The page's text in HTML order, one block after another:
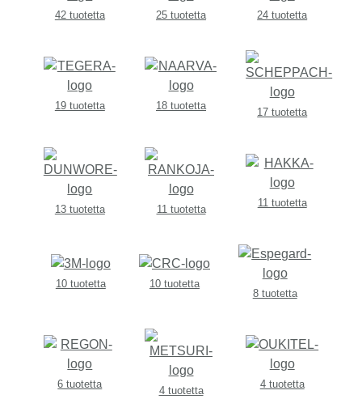
42 tuotetta 25 tuotetta 24 tuotetta
19 tuotetta 18 tuotetta
17 tuotetta
13 tuotetta 11 tuotetta
11 tuotetta
10 tuotetta
10 tuotetta
8 tuotetta
6 tuotetta
4 tuotetta
4 tuotetta